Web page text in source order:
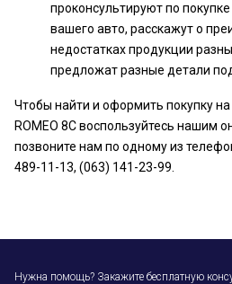
проконсультируют по
вашего авто, расскажут о
недостатках продукции
предложат разные детали
Чтобы найти и оформить покупку
ROMEO 8C воспользуйтесь нашим
позвоните нам по одному из
489-11-13, (063) 141-23-99.
Нужна помощь? Закажите бесплатную